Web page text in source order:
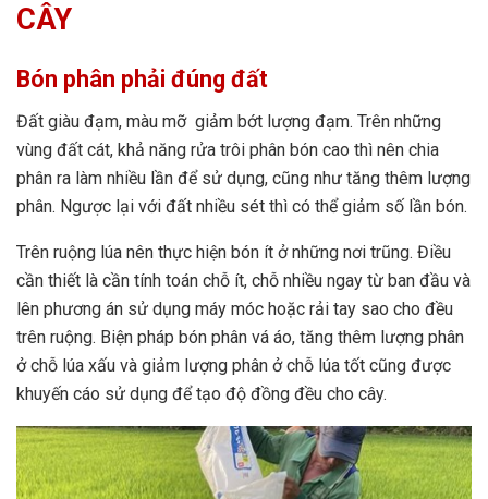
CÂY
Bón phân phải đúng đất
Đất giàu đạm, màu mỡ giảm bớt lượng đạm. Trên những
vùng đất cát, khả năng rửa trôi phân bón cao thì nên chia
phân ra làm nhiều lần để sử dụng, cũng như tăng thêm lượng
phân. Ngược lại với đất nhiều sét thì có thể giảm số lần bón.
Trên ruộng lúa nên thực hiện bón ít ở những nơi trũng. Điều
cần thiết là cần tính toán chỗ ít, chỗ nhiều ngay từ ban đầu và
lên phương án sử dụng máy móc hoặc rải tay sao cho đều
trên ruộng. Biện pháp bón phân vá áo, tăng thêm lượng phân
ở chỗ lúa xấu và giảm lượng phân ở chỗ lúa tốt cũng được
khuyến cáo sử dụng để tạo độ đồng đều cho cây.